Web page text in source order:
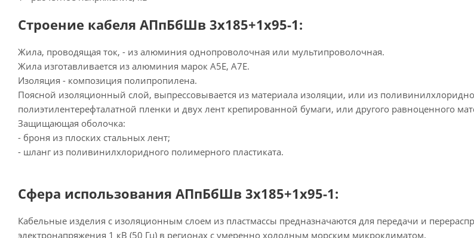
Строение кабеля АПпБбШв 3х185+1х95-1:
Жила, проводящая ток, - из алюминия однопроволочная или мультипроволочная.
Жила изготавливается из алюминия марок А5Е, А7Е.
Изоляция - композиция полипропилена.
Поясной изоляционный слой, выпрессовывается из материала изоляции, или из
полиэтилентерефталатной пленки и двух лент крепированной бумаги, или другого равноценного
Защищающая оболочка:
- броня из плоских стальных лент;
- шланг из поливинилхлоридного полимерного пластиката.
Сфера использования АПпБбШв 3х185+1х95-1:
Кабельные изделия с изоляционным слоем из пластмассы предназначаются для передачи и
электронапряжения 1 кВ (50 Гц) в регионах с умеренно холодным морским микроклиматом.